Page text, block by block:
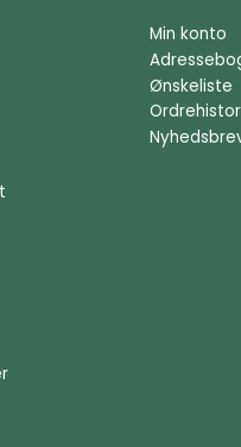
Min konto
Ønskeliste